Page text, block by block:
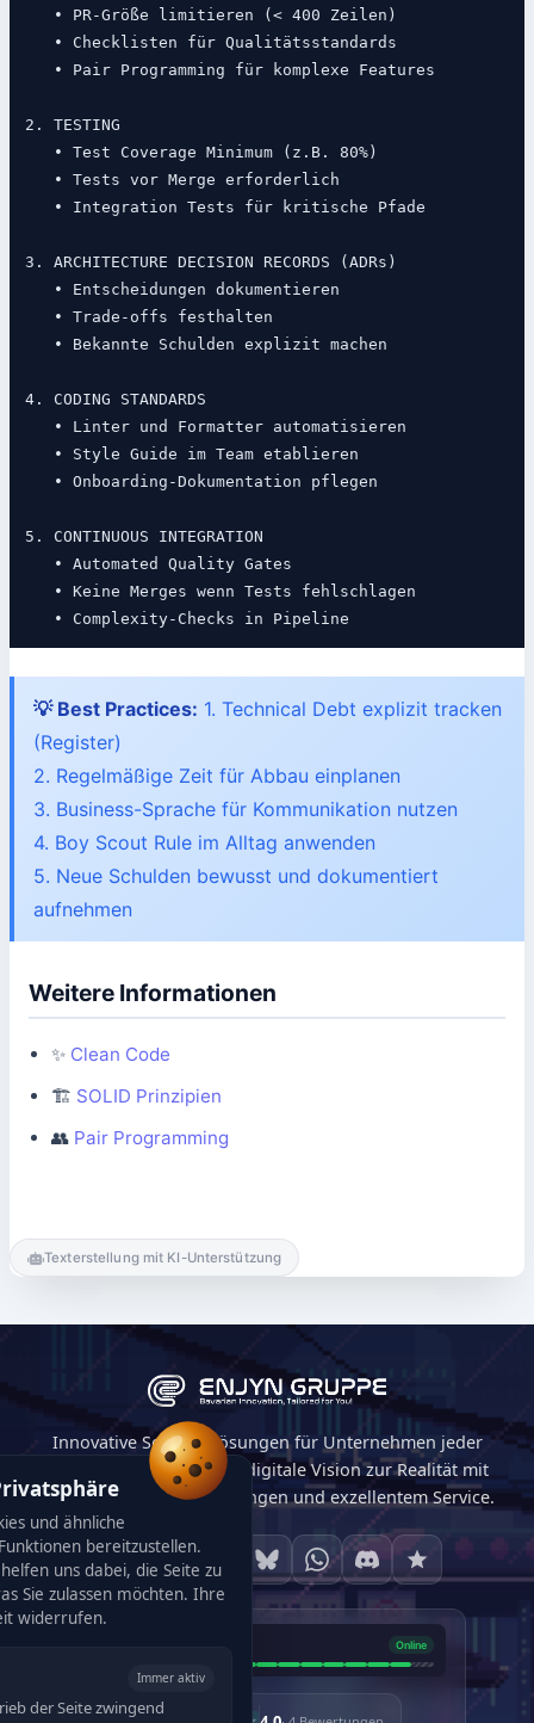
   • PR-Größe limitieren (< 400 Zeilen)
   • Checklisten für Qualitätsstandards
   • Pair Programming für komplexe Features
2. TESTING
   • Test Coverage Minimum (z.B. 80%)
   • Tests vor Merge erforderlich
   • Integration Tests für kritische Pfade
3. ARCHITECTURE DECISION RECORDS (ADRs)
   • Entscheidungen dokumentieren
   • Trade-offs festhalten
   • Bekannte Schulden explizit machen
4. CODING STANDARDS
   • Linter und Formatter automatisieren
   • Style Guide im Team etablieren
   • Onboarding-Dokumentation pflegen
5. CONTINUOUS INTEGRATION
   • Automated Quality Gates
   • Keine Merges wenn Tests fehlschlagen
💡 Best Practices: 1. Technical Debt explizit tracken
(Register)
2. Regelmäßige Zeit für Abbau einplanen
3. Business-Sprache für Kommunikation nutzen
4. Boy Scout Rule im Alltag anwenden
5. Neue Schulden bewusst und dokumentiert
aufnehmen
Weitere Informationen
✨ Clean Code
🏗️ SOLID Prinzipien
👥 Pair Programming
Texterstellung mit KI-Unterstützung
Innovative Softwarelösungen für Unternehmen jeder
Größe. Wir machen Ihre digitale Vision zur Realität mit
maßgeschneiderten Lösungen und exzellentem Service.
und ähnliche
bereitzustellen.
uns dabei, die Seite zu
Sie zulassen möchten. Ihre
widerrufen.
Immer aktiv
der Seite zwingend